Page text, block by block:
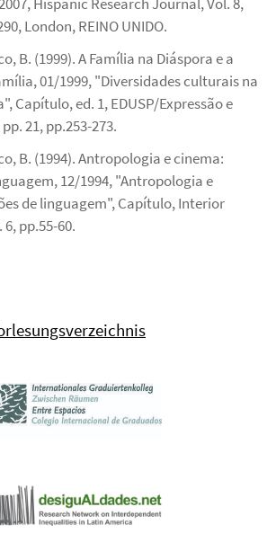
London, REINO UNIDO.
B. (1999). A Família na Diáspora e a
01/1999, "Diversidades culturais na
Capítulo, ed. 1, EDUSP/Expressão e
21, pp.253-273.
B. (1994). Antropologia e cinema:
12/1994, "Antropologia e
de linguagem", Capítulo, Interior
pp.55-60.